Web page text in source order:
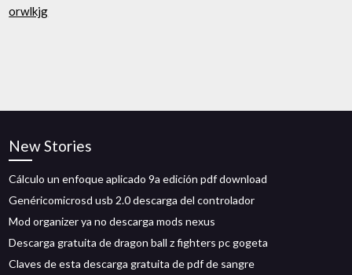
orwlkjg
New Stories
Cálculo un enfoque aplicado 9a edición pdf download
Genéricomicrosd usb 2.0 descarga del controlador
Mod organizer ya no descarga mods nexus
Descarga gratuita de dragon ball z fighters pc gogeta
Claves de esta descarga gratuita de pdf de sangre